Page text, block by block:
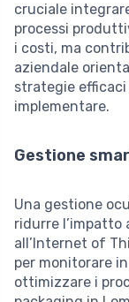
cruciale
processi
i costi, ma
aziendale
strategie
implementare.
Gestione
Una gestione
ridurre l’impatto
all’Internet of
per monitorare
ottimizzare i